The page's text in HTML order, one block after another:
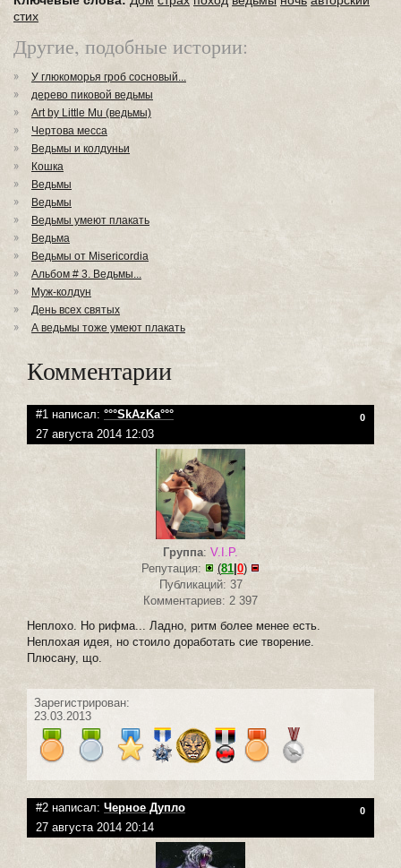
стих
Другие, подобные истории:
У глюкоморья гроб сосновый...
дерево пиковой ведьмы
Art by Little Mu (ведьмы)
Чертова месса
Ведьмы и колдуньи
Кошка
Ведьмы
Ведьмы
Ведьмы умеют плакать
Ведьма
Ведьмы от Misericordia
Альбом # 3. Ведьмы...
Муж-колдун
День всех святых
А ведьмы тоже умеют плакать
Комментарии
#1 написал: °°°SkAzKa°°° 0
27 августа 2014 12:03
Группа: V.I.P.
Репутация:
(81 0)
Публикаций: 37
Комментариев: 2 397
Неплохо. Но рифма... Ладно, ритм более менее есть.
Неплохая идея, но стоило доработать сие творение.
Плюсану, що.
Зарегистрирован:
23.03.2013
#2 написал: Черное Дупло 0
27 августа 2014 20:14